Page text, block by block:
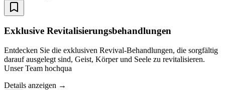
Exklusive Revitalisierungsbehandlungen
Entdecken Sie die exklusiven Revival-Behandlungen, die sorgfältig
darauf ausgelegt sind, Geist, Körper und Seele zu revitalisieren.
Unser Team hochqua
Details anzeigen →